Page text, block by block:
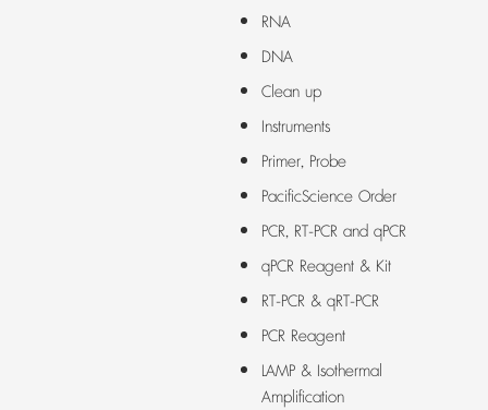
RNA
DNA
Clean up
Instruments
Primer, Probe
PacificScience Order
PCR, RT-PCR and qPCR
qPCR Reagent & Kit
RT-PCR & qRT-PCR
PCR Reagent
LAMP & Isothermal
Amplification